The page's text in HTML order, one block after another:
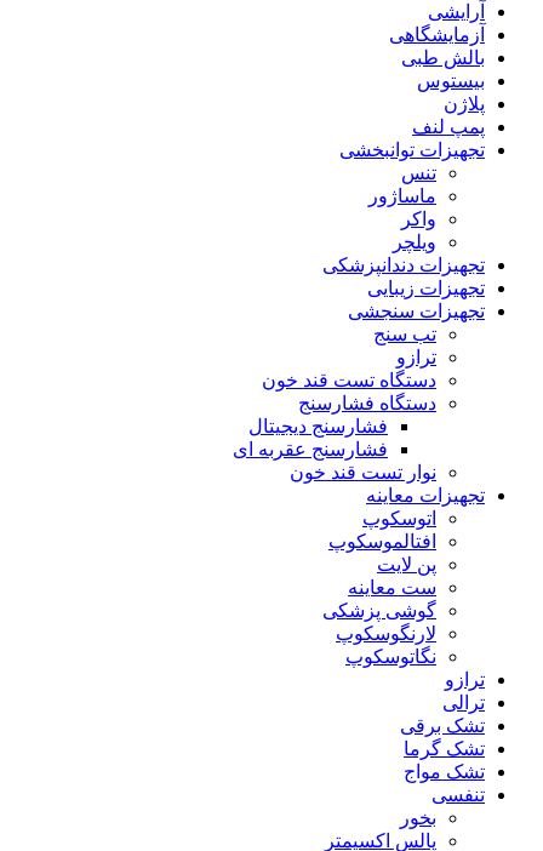
آرایشی
آزمایشگاهی
بالش طبی
بیستوس
پلاژن
پمپ لنف
تجهیزات توانبخشی
تنس
ماساژور
واکر
ویلچر
تجهیزات دندانپزشکی
تجهیزات زیبایی
تجهیزات سنجشی
تب سنج
ترازو
دستگاه تست قند خون
دستگاه فشارسنج
فشارسنج دیجیتال
فشارسنج عقربه ای
نوار تست قند خون
تجهیزات معاینه
اتوسکوپ
افتالموسکوپ
پن لایت
ست معاینه
گوشی پزشکی
لارنگوسکوپ
نگاتوسکوپ
ترازو
ترالی
تشک برقی
تشک گرما
تشک مواج
تنفسی
بخور
پالس اکسیمتر